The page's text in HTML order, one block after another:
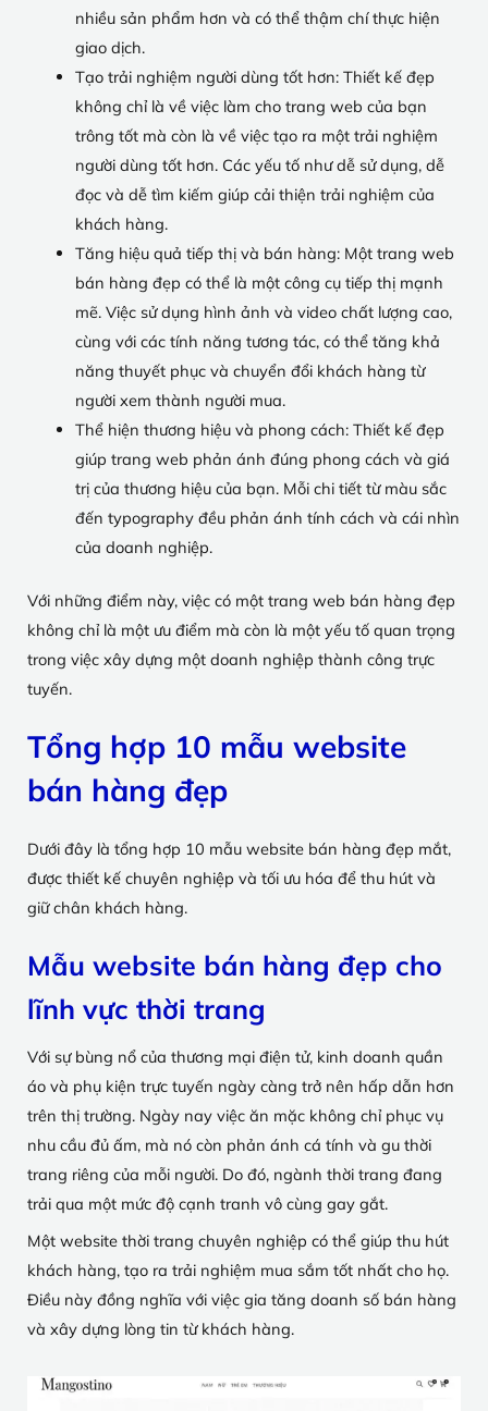
nhiều sản phẩm hơn và có thể thậm chí thực hiện
giao dịch.
Tạo trải nghiệm người dùng tốt hơn: Thiết kế đẹp
không chỉ là về việc làm cho trang web của bạn
trông tốt mà còn là về việc tạo ra một trải nghiệm
người dùng tốt hơn. Các yếu tố như dễ sử dụng, dễ
đọc và dễ tìm kiếm giúp cải thiện trải nghiệm của
khách hàng.
Tăng hiệu quả tiếp thị và bán hàng: Một trang web
bán hàng đẹp có thể là một công cụ tiếp thị mạnh
mẽ. Việc sử dụng hình ảnh và video chất lượng cao,
cùng với các tính năng tương tác, có thể tăng khả
năng thuyết phục và chuyển đổi khách hàng từ
người xem thành người mua.
Thể hiện thương hiệu và phong cách: Thiết kế đẹp
giúp trang web phản ánh đúng phong cách và giá
trị của thương hiệu của bạn. Mỗi chi tiết từ màu sắc
đến typography đều phản ánh tính cách và cái nhìn
của doanh nghiệp.
Với những điểm này, việc có một trang web bán hàng đẹp
không chỉ là một ưu điểm mà còn là một yếu tố quan trọng
trong việc xây dựng một doanh nghiệp thành công trực
tuyến.
Tổng hợp 10 mẫu website
bán hàng đẹp
Dưới đây là tổng hợp 10 mẫu website bán hàng đẹp mắt,
được thiết kế chuyên nghiệp và tối ưu hóa để thu hút và
giữ chân khách hàng.
Mẫu website bán hàng đẹp cho
lĩnh vực thời trang
Với sự bùng nổ của thương mại điện tử, kinh doanh quần
áo và phụ kiện trực tuyến ngày càng trở nên hấp dẫn hơn
trên thị trường. Ngày nay việc ăn mặc không chỉ phục vụ
nhu cầu đủ ấm, mà nó còn phản ánh cá tính và gu thời
trang riêng của mỗi người. Do đó, ngành thời trang đang
trải qua một mức độ cạnh tranh vô cùng gay gắt.
Một website thời trang chuyên nghiệp có thể giúp thu hút
khách hàng, tạo ra trải nghiệm mua sắm tốt nhất cho họ.
Điều này đồng nghĩa với việc gia tăng doanh số bán hàng
và xây dựng lòng tin từ khách hàng.